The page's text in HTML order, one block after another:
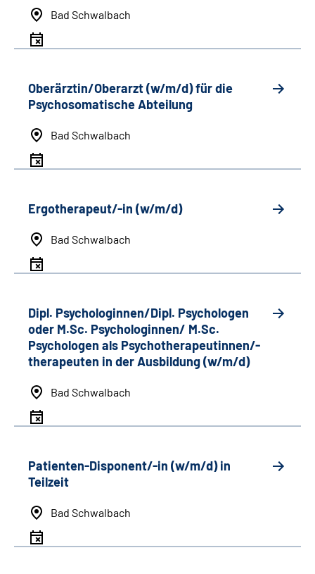
Bad Schwalbach
Oberärztin/Oberarzt (w/m/d) für die
Psychosomatische Abteilung
Bad Schwalbach
Ergotherapeut/-in (w/m/d)
Bad Schwalbach
Dipl. Psychologinnen/Dipl. Psychologen
oder M.Sc. Psychologinnen/ M.Sc.
Psychologen als Psychotherapeutinnen/-
therapeuten in der Ausbildung (w/m/d)
Bad Schwalbach
Patienten-Disponent/-in (w/m/d) in
Teilzeit
Bad Schwalbach